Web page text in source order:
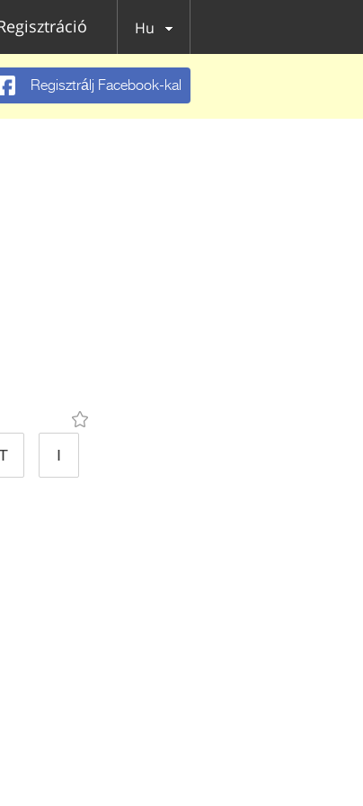
Hu
Regisztrálj Facebook-kal
I